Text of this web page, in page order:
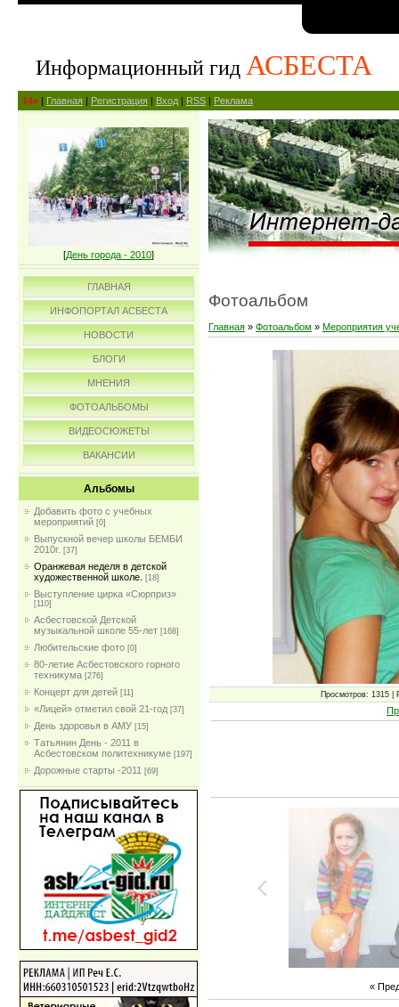
Информационный гид АСБЕСТА
14+ | Главная | Регистрация | Вход | RSS | Реклама
[День города - 2010]
ГЛАВНАЯ
ИНФОПОРТАЛ АСБЕСТА
НОВОСТИ
БЛОГИ
МНЕНИЯ
ФОТОАЛЬБОМЫ
ВИДЕОСЮЖЕТЫ
ВАКАНСИИ
Альбомы
Добавить фото с учебных
мероприятий [0]
Выпускной вечер школы БЕМБИ
2010г. [37]
Оранжевая неделя в детской
художественной школе.
[18]
Выступление цирка «Сюрприз»
[110]
Асбестовской Детской
музыкальной школе 55-лет [168]
Любительские фото [0]
80-летие Асбестовского горного
техникума [276]
Концерт для детей [11]
«Лицей» отметил свой 21-год [37]
День здоровья в АМУ [15]
Татьянин День - 2011 в
Асбестовском политехникуме [197]
Дорожные старты -2011 [69]
Фотоальбом
Главная » Фотоальбом » Мероприятия
Просмотров: 1315 |
«